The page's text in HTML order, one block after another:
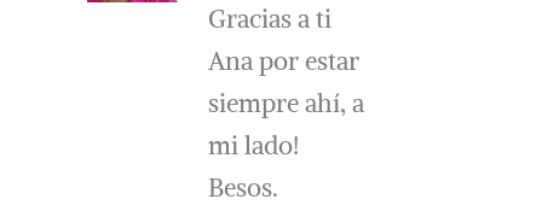
Gracias a ti
Ana por estar
siempre ahí, a
mi lado!
Besos.